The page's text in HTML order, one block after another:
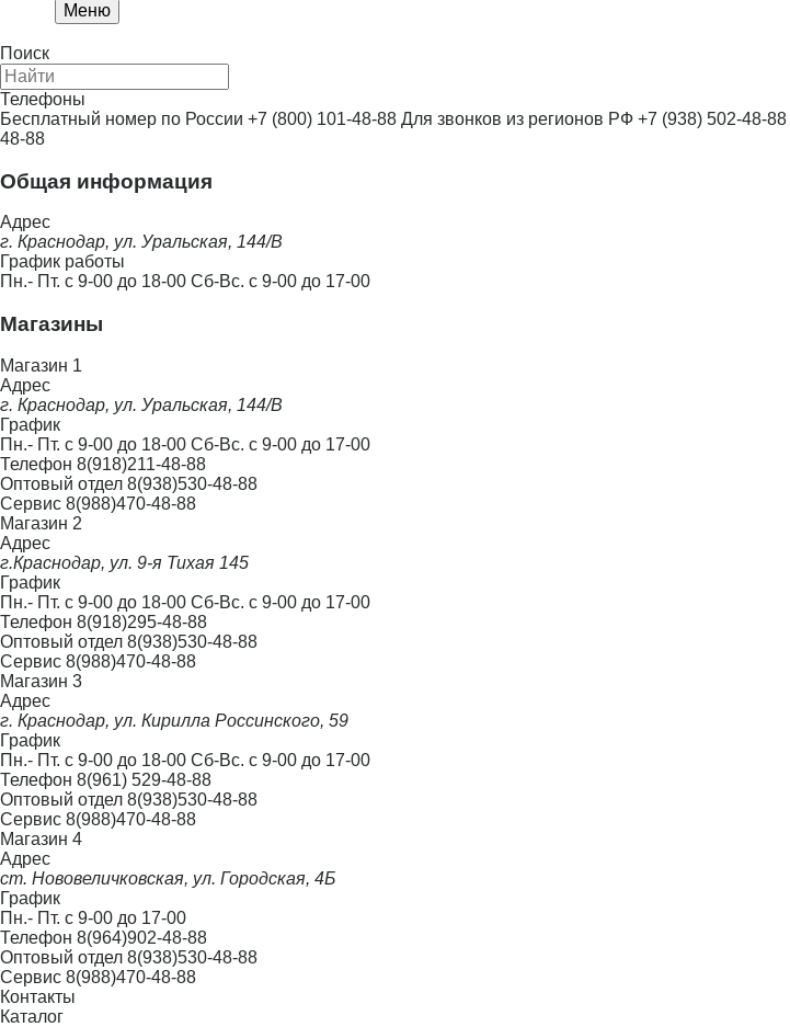
Меню
Поиск
Телефоны
Бесплатный номер по России +7 (800) 101-48-88 Для звонков из регионов РФ +7 (938) 502-48-88
48-88
Общая информация
Адрес
г. Краснодар, ул. Уральская, 144/В
График работы
Пн.- Пт. с 9-00 до 18-00 Сб-Вс. с 9-00 до 17-00
Магазины
Магазин 1
Адрес
г. Краснодар, ул. Уральская, 144/В
График
Пн.- Пт. с 9-00 до 18-00 Сб-Вс. с 9-00 до 17-00
Телефон 8(918)211-48-88
Оптовый отдел 8(938)530-48-88
Сервис 8(988)470-48-88
Магазин 2
Адрес
г.Краснодар, ул. 9-я Тихая 145
График
Пн.- Пт. с 9-00 до 18-00 Сб-Вс. с 9-00 до 17-00
Телефон 8(918)295-48-88
Оптовый отдел 8(938)530-48-88
Сервис 8(988)470-48-88
Магазин 3
Адрес
г. Краснодар, ул. Кирилла Россинского, 59
График
Пн.- Пт. с 9-00 до 18-00 Сб-Вс. с 9-00 до 17-00
Телефон 8(961) 529-48-88
Оптовый отдел 8(938)530-48-88
Сервис 8(988)470-48-88
Магазин 4
Адрес
ст. Нововеличковская, ул. Городская, 4Б
График
Пн.- Пт. с 9-00 до 17-00
Телефон 8(964)902-48-88
Оптовый отдел 8(938)530-48-88
Сервис 8(988)470-48-88
Контакты
Каталог